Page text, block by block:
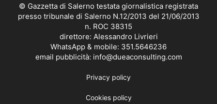
© Gazzetta di Salerno testata giornalistica registrata
presso tribunale di Salerno N.12/2013 del 21/06/2013
n. ROC 38315
direttore: Alessandro Livrieri
WhatsApp & mobile: 351.5646236
email pubblicità: info@dueaconsulting.com
Privacy policy
Cookies policy